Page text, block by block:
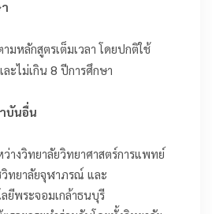
ามหลักสูตรเต็มเวลา โดยปกติใช้
ะไม่เกิน 8 ปีการศึกษา
บันอื่น
างวิทยาลัยวิทยาศาสตร์การแพทย์
ทยาลัยจุฬาภรณ์ และ
ยีพระจอมเกล้าธนบุรี